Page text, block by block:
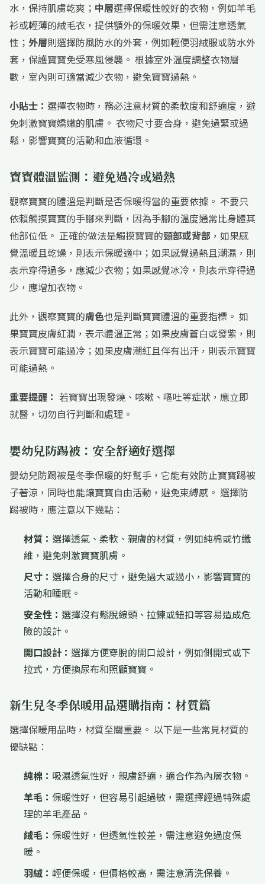
水，保持肌膚乾爽； 中層選擇保暖性較好的衣物，例如羊毛
衫或輕薄的絨毛衣，提供額外的保暖效果，但需注意透氣
性； 外層則選擇防風防水的外套，例如輕便羽絨服或防水外
套，保護寶寶免受寒風侵襲。 根據室外溫度調整衣物層
數，室內則可適當減少衣物，避免寶寶過熱。
小貼士： 選擇衣物時，務必注意材質的柔軟度和舒適度，避
免刺激寶寶嬌嫩的肌膚。 衣物尺寸要合身，避免過緊或過
鬆，影響寶寶的活動和血液循環。
寶寶體溫監測：避免過冷或過熱
觀察寶寶的體溫是判斷是否保暖得當的重要依據。 不要只
依賴觸摸寶寶的手腳來判斷，因為手腳的溫度通常比身體其
他部位低。 正確的做法是觸摸寶寶的頸部或背部 ，如果感
覺溫暖且乾燥，則表示保暖適中；如果感覺過熱且潮濕，則
表示穿得過多，應減少衣物；如果感覺冰冷，則表示穿得過
少，應增加衣物。
此外，觀察寶寶的膚色也是判斷寶寶體溫的重要指標。 如
果寶寶皮膚紅潤，表示體溫正常；如果皮膚蒼白或發紫，則
表示寶寶可能過冷；如果皮膚潮紅且伴有出汗，則表示寶寶
可能過熱。
重要提醒： 若寶寶出現發燒、咳嗽、嘔吐等症狀，應立即
就醫，切勿自行判斷和處理。
嬰幼兒防踢被：安全舒適好選擇
嬰幼兒防踢被是冬季保暖的好幫手，它能有效防止寶寶踢被
子著涼，同時也能讓寶寶自由活動，避免束縛感。 選擇防
踢被時，應注意以下幾點：
材質： 選擇透氣、柔軟、親膚的材質，例如純棉或竹纖
維，避免刺激寶寶肌膚。
尺寸： 選擇合身的尺寸，避免過大或過小，影響寶寶的
活動和睡眠。
安全性： 選擇沒有鬆脫線頭、拉鍊或鈕扣等容易造成危
險的設計。
開口設計： 選擇方便穿脫的開口設計，例如側開式或下
拉式，方便換尿布和照顧寶寶。
新生兒冬季保暖用品選購指南：材質篇
選擇保暖用品時，材質至關重要。 以下是一些常見材質的
優缺點：
純棉： 吸濕透氣性好，親膚舒適，適合作為內層衣物。
羊毛： 保暖性好，但容易引起過敏，需選擇經過特殊處
理的羊毛產品。
絨毛： 保暖性好，但透氣性較差，需注意避免過度保
暖。
羽絨： 輕便保暖，但價格較高，需注意清洗保養。